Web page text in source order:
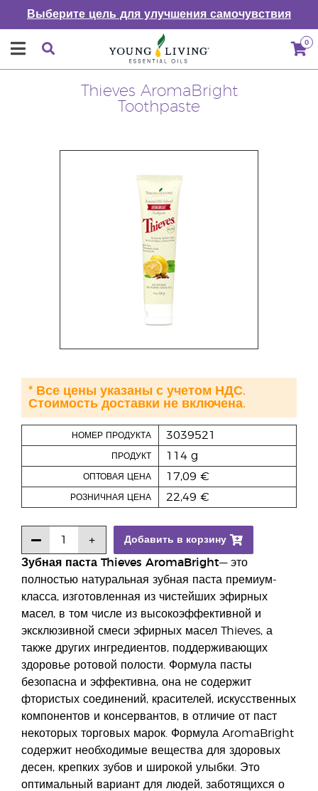
Выберите цель для улучшения самочувствия
0
Thieves AromaBright
Toothpaste
Зубная паста Thieves AromaBright— это
полностью натуральная зубная паста премиум-
класса, изготовленная из чистейших эфирных
масел, в том числе из высокоэффективной и
эксклюзивной смеси эфирных масел Thieves, а
также других ингредиентов, поддерживающих
здоровье ротовой полости. Формула пасты
безопасна и эффективна, она не содержит
фтористых соединений, красителей, искусственных
компонентов и консервантов, в отличие от паст
некоторых торговых марок. Формула AromaBright
содержит необходимые вещества для здоровых
десен, крепких зубов и широкой улыбки. Это
оптимальный вариант для людей, заботящихся о
НОМЕР ПРОДУКТА 3039521
ПРОДУКТ 114 g
ОПТОВАЯ ЦЕНА 17,09 €
РОЗНИЧНАЯ ЦЕНА 22,49 €
Добавить в корзину
* Все цены указаны с учетом НДС.
Стоимость доставки не включена.